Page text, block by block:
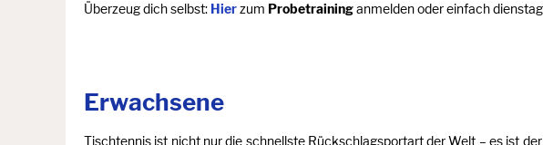
Überzeug dich selbst: Hierzum Probetraininganmelden oder einfach
Erwachsene
Tischtennis ist nicht nur die schnellste Rückschlagsportart der Welt – es ist